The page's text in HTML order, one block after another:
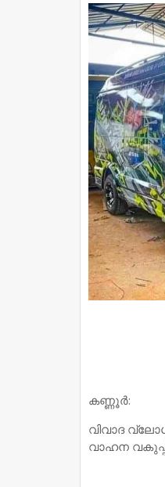
കണ്ണൂര്‍:
വിവാദ
വാഹന